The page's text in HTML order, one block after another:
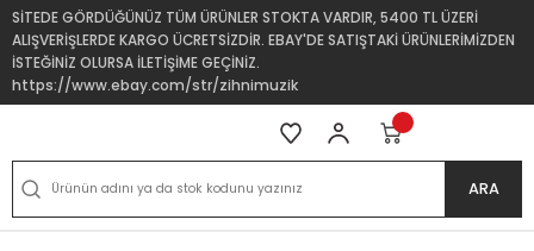
SİTEDE GÖRDÜĞÜNÜZ TÜM ÜRÜNLER STOKTA VARDIR, 5400 TL ÜZERİ
ALIŞVERİŞLERDE KARGO ÜCRETSİZDİR. EBAY'DE SATIŞTAKİ ÜRÜNLERİMİZDEN
İSTEĞİNİZ OLURSA İLETİŞİME GEÇİNİZ.
https://www.ebay.com/str/zihnimuzik
ARA